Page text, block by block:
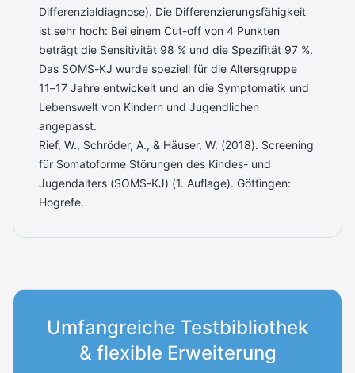
Differenzialdiagnose). Die Differenzierungsfähigkeit
ist sehr hoch: Bei einem Cut-off von 4 Punkten
beträgt die Sensitivität 98 % und die Spezifität 97 %.
Das SOMS-KJ wurde speziell für die Altersgruppe
11–17 Jahre entwickelt und an die Symptomatik und
Lebenswelt von Kindern und Jugendlichen
angepasst.
Rief, W., Schröder, A., & Häuser, W. (2018). Screening
für Somatoforme Störungen des Kindes- und
Jugendalters (SOMS-KJ) (1. Auflage). Göttingen:
Hogrefe.
Umfangreiche Testbibliothek
& flexible Erweiterung